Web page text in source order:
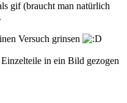
gif (braucht man natürlich
Versuch grinsen
in ein Bild gezogen